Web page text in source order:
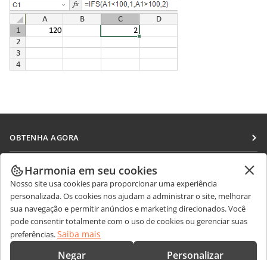
OBTENHA AGORA
Docs
DocSpace
Workspace
Conectores
Aplicativos para desktop
COLABORAR
Para colaboradores
Para tradutores
Para influenciadores
Vagas
RECEBA NOTÍCIAS
Blog
OBTER AJUDA
Fórum
CONTATE-NOS
Harmonia em seu cookies
Nosso site usa cookies para proporcionar uma experiência
personalizada. Os cookies nos ajudam a administrar o site, melhorar
sua navegação e permitir anúncios e marketing direcionados. Você
pode consentir totalmente com o uso de cookies ou gerenciar suas
preferências.Saiba mais
Negar Personalizar